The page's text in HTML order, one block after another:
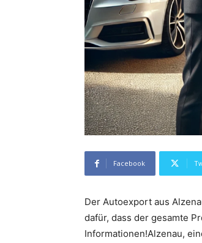
Facebook
Der Autoexport aus
dafür, dass der gesamte
Informationen!Alzenau,